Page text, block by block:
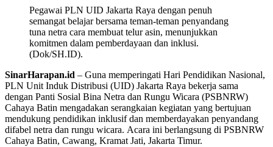
Pegawai PLN UID Jakarta Raya dengan penuh
semangat belajar bersama teman-teman penyandang
tuna netra cara membuat telur asin, menunjukkan
komitmen dalam pemberdayaan dan inklusi.
(Dok/SH.ID).
SinarHarapan.id – Guna memperingati Hari Pendidikan Nasional,
PLN Unit Induk Distribusi (UID) Jakarta Raya bekerja sama
dengan Panti Sosial Bina Netra dan Rungu Wicara (PSBNRW)
Cahaya Batin mengadakan serangkaian kegiatan yang bertujuan
mendukung pendidikan inklusif dan memberdayakan penyandang
difabel netra dan rungu wicara. Acara ini berlangsung di PSBNRW
Cahaya Batin, Cawang, Kramat Jati, Jakarta Timur.